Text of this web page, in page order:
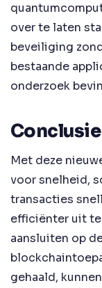
over te laten
beveiliging
bestaande
onderzoek
Conclusie
Met deze
voor snelheid,
transacties
efficiënter uit
aansluiten op
gehaald,